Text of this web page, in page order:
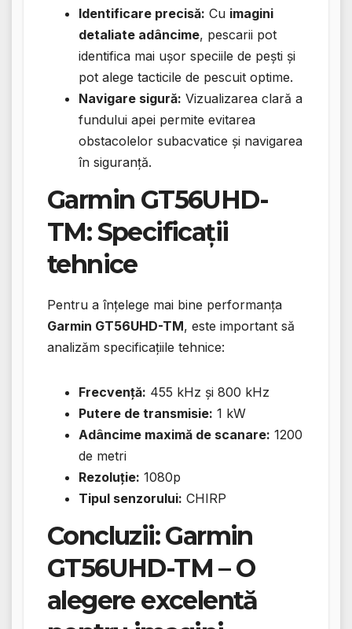
Identificare precisă: Cu imagini
detaliate adâncime, pescarii pot
identifica mai ușor speciile de pești și
pot alege tacticile de pescuit optime.
Navigare sigură: Vizualizarea clară a
fundului apei permite evitarea
obstacolelor subacvatice și navigarea
în siguranță.
Garmin GT56UHD-
TM: Specificații
tehnice
Pentru a înțelege mai bine performanța
Garmin GT56UHD-TM, este important să
analizăm specificațiile tehnice:
Frecvență: 455 kHz și 800 kHz
Putere de transmisie: 1 kW
Adâncime maximă de scanare: 1200
de metri
Rezoluție: 1080p
Tipul senzorului: CHIRP
Concluzii: Garmin
GT56UHD-TM – O
alegere excelentă